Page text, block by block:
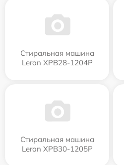
Стиральная машина
Leran XPB28-1204P
Стиральная машина
Leran XPB30-1205P